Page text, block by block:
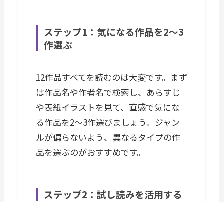
ステップ1：気になる作品を2〜3
作選ぶ
12作品すべてを読むのは大変です。まず
は作品名や作者名で検索し、あらすじ
や表紙イラストを見て、直感で気にな
る作品を2〜3作選びましょう。ジャン
ルが偏らないよう、異なるタイプの作
品を選ぶのがおすすめです。
ステップ2：試し読みを活用する